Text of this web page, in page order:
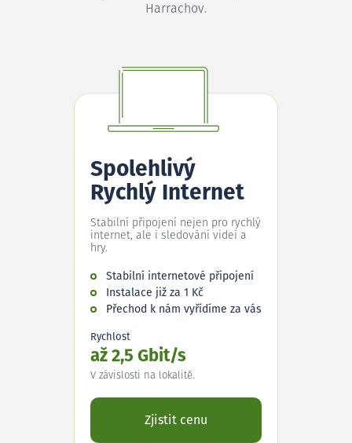
Harrachov.
Spolehlivý
Rychlý Internet
Stabilní připojení nejen pro rychlý
internet, ale i sledování videí a
hry.
Stabilní internetové připojení
Instalace již za 1 Kč
Přechod k nám vyřídíme za vás
Rychlost
až 2,5 Gbit/s
V závislosti na lokalitě.
Zjistit cenu